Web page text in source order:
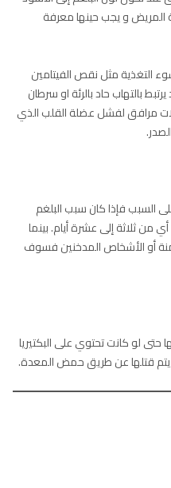
المريض و يجب حينها معرفة
التغذية مثل نقص الفيتامين
بالتهاب حاد بالرئة او سرطان
مرافق لفشل عضلة القلب الذي
السبب فإذا كان سبب البلغم
ثلاثة إلى عشرة أيام. بينما
أو الأشخاص المدخنين فسوف
حتى لو كانت تحتوي على البكتيريا
يتم قتلها عن طريق حمض المعدة.